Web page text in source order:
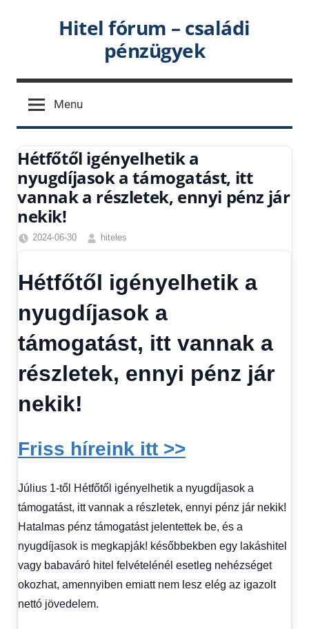
Hitel fórum – családi
pénzügyek
Menu
Hétfőtől igényelhetik a
nyugdíjasok a támogatást, itt
vannak a részletek, ennyi pénz jár
nekik!
2024-06-30
hiteles
Gazdaság,
1
kézből
Hitel
Hétfőtől igényelhetik a
nyugdíjasok a
támogatást, itt vannak a
részletek, ennyi pénz jár
nekik!
Friss híreink itt >>
Július 1-től Hétfőtől igényelhetik a nyugdíjasok a
támogatást, itt vannak a részletek, ennyi pénz jár nekik!
Hatalmas pénz támogatást jelentettek be, és a
nyugdíjasok is megkapják! későbbekben egy lakáshitel
vagy babaváró hitel felvételénél esetleg nehézséget
okozhat, amennyiben emiatt nem lesz elég az igazolt
nettó jövedelem.